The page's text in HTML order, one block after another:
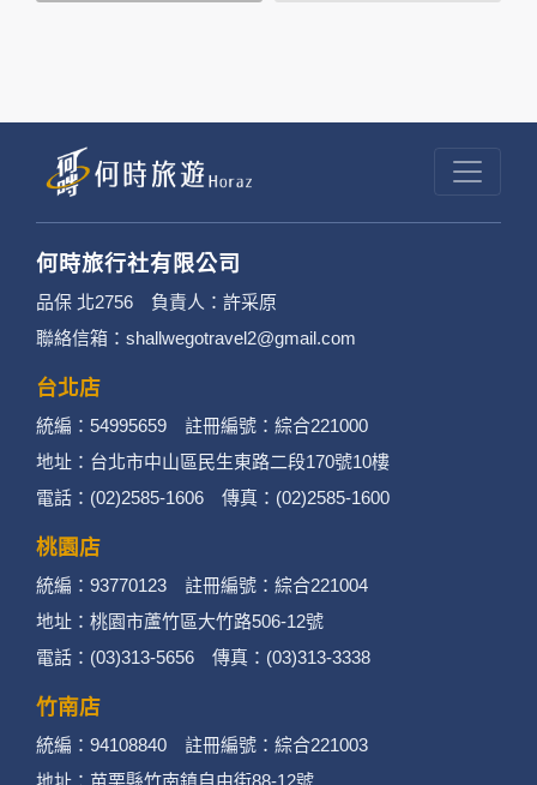
提供的個人資訊，這些廣告廠商或連結網站有其
個別的隱私權保護政策，其資料處理措施不適用
3. 您個人在何時旅行社有限公司旗下網站上的聊
天室或討論區中任意公開個人資料的行為，在非
經加密的保護下，不適用於何時旅行社有限公司
隱私權保護政策。
二、個資蒐集處理利用
2. 蒐集目的：提供本公司相關服務、行銷、客戶
管理、會員管理及其他與第三人合作之行銷推廣
活動。
3. 個人資料類別：
何時旅行社有限公司
品保 北2756 負責人：許采原
聯絡信箱：shallwegotravel2@gmail.com
台北店
統編：54995659 註冊編號：綜合221000
地址：台北市中山區民生東路二段170號10樓
電話：(02)2585-1606 傳真：(02)2585-1600
桃園店
統編：93770123 註冊編號：綜合221004
地址：桃園市蘆竹區大竹路506-12號
電話：(03)313-5656 傳真：(03)313-3338
竹南店
統編：94108840 註冊編號：綜合221003
地址：苗栗縣竹南鎮自由街88-12號